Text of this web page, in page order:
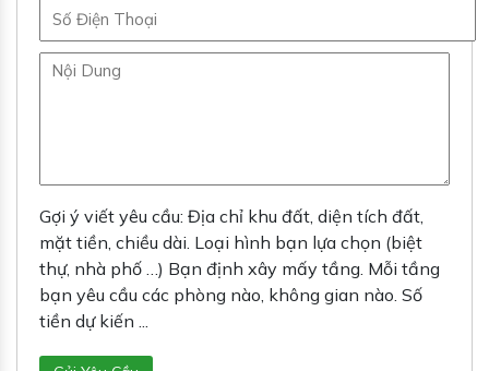
Gợi ý viết yêu cầu: Địa chỉ khu đất, diện tích đất,
mặt tiền, chiều dài. Loại hình bạn lựa chọn (biệt
thự, nhà phố …) Bạn định xây mấy tầng. Mỗi tầng
bạn yêu cầu các phòng nào, không gian nào. Số
tiền dự kiến ...